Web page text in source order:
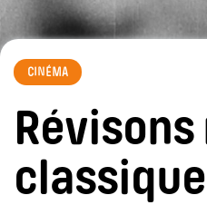
CINÉMA
Révisons